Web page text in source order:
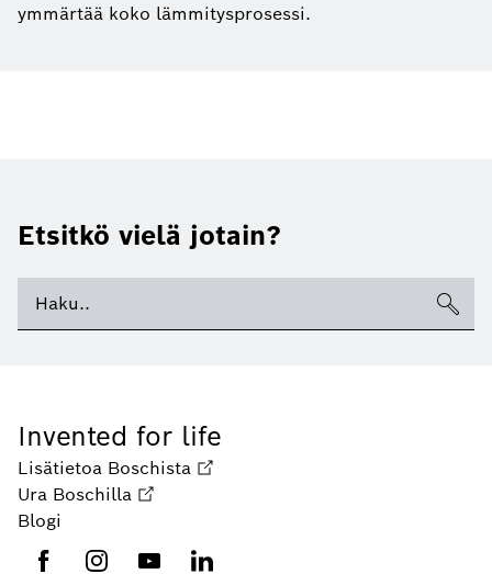
ymmärtää koko lämmitysprosessi.
Etsitkö vielä jotain?
Invented for life
Lisätietoa Boschista
Ura Boschilla
Blogi